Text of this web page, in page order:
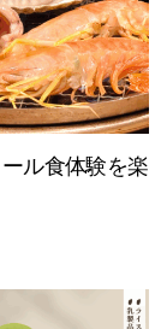
ル食体験を楽